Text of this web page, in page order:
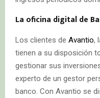
La oficina digital de
Los clientes de Avantio,
tienen a su disposición
gestionar sus
experto de un gestor
banco. Con Avantio se